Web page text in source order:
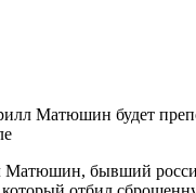
Матюшин будет
Матюшин, бывший